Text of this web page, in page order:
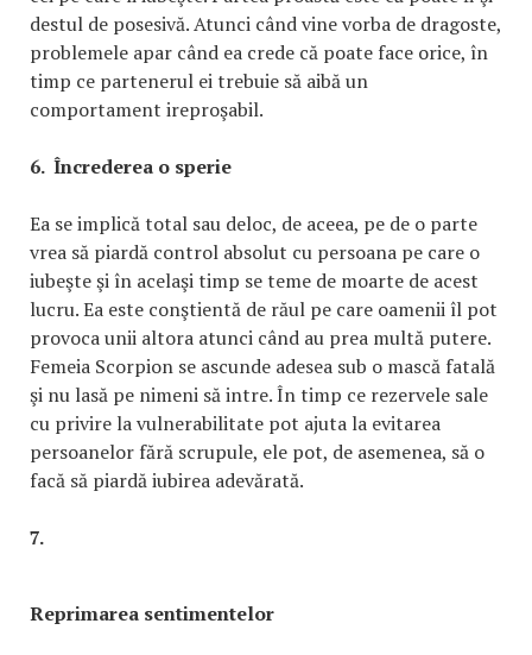
destul de posesivă. Atunci când vine vorba de dragoste,
problemele apar când ea crede că poate face orice, în
timp ce partenerul ei trebuie să aibă un
comportament ireproşabil.
6. Încrederea o sperie
Ea se implică total sau deloc, de aceea, pe de o parte
vrea să piardă control absolut cu persoana pe care o
iubeşte şi în acelaşi timp se teme de moarte de acest
lucru. Ea este conştientă de răul pe care oamenii îl pot
provoca unii altora atunci când au prea multă putere.
Femeia Scorpion se ascunde adesea sub o mască fatală
şi nu lasă pe nimeni să intre. În timp ce rezervele sale
cu privire la vulnerabilitate pot ajuta la evitarea
persoanelor fără scrupule, ele pot, de asemenea, să o
facă să piardă iubirea adevărată.
7.
Reprimarea sentimentelor